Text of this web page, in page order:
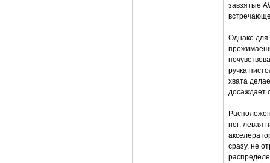
завзятые
Однако для
ручка
хвата
досаждает
ног: левая
сразу, не